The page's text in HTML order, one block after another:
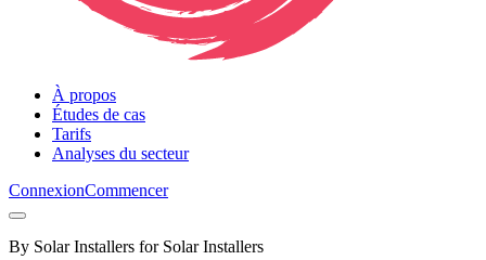
À propos
Études de cas
Tarifs
Analyses du secteur
ConnexionCommencer
By Solar Installers for Solar Installers